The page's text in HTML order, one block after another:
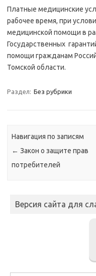
Платные медицинские
рабочее время, при
медицинской помощи в
Государственных
помощи гражданам
Томской области.
Раздел: Без рубрики
Навигация по записям
← Закон о защите прав
потребителей
Версия сайта для